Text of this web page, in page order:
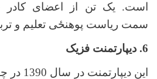
است. یک تن از اعضای کادر
سمت ریاست پوهنځی تعلیم و
6. دیپارتمنت فزیک
این